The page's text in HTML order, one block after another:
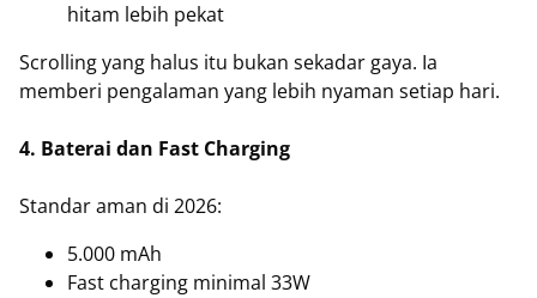
hitam lebih pekat
Scrolling yang halus itu bukan sekadar gaya. Ia
memberi pengalaman yang lebih nyaman setiap hari.
4. Baterai dan Fast Charging
Standar aman di 2026:
5.000 mAh
Fast charging minimal 33W